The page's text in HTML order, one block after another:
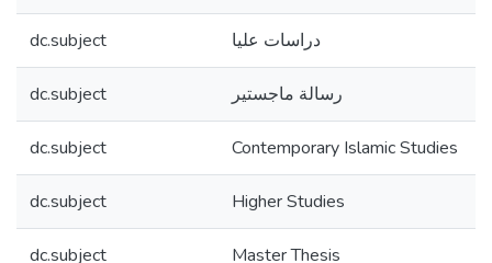
dc.subject دراسات عليا
dc.subject رسالة ماجستير
dc.subject Contemporary Islamic Studies
dc.subject Higher Studies
dc.subject Master Thesis